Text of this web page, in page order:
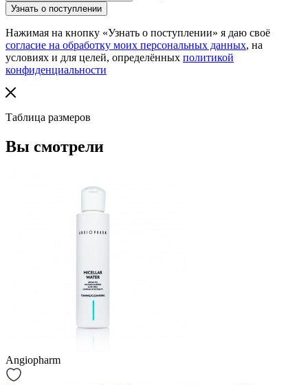
Нажимая на кнопку «Узнать о поступлении» я даю своё
согласие на обработку моих персональных данных, на
условиях и для целей, определённых политикой
конфиденциальности
Таблица размеров
Вы смотрели
Angiopharm